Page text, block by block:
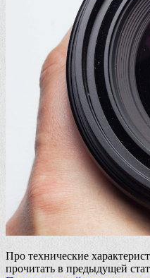
Про технические
прочитать в предыдущей